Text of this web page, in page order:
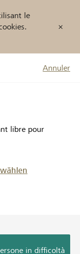
le
Annuler
libre pour
in difficoltà